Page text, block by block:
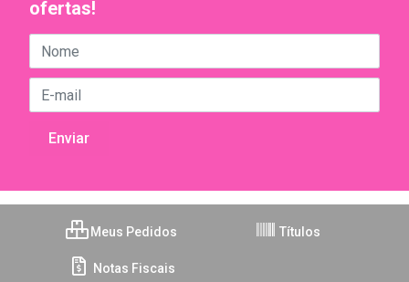
ofertas!
Meus Pedidos Títulos
Notas Fiscais